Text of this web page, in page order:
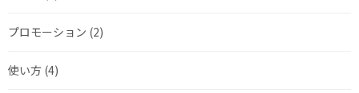
プロモーション (2)
使い方 (4)